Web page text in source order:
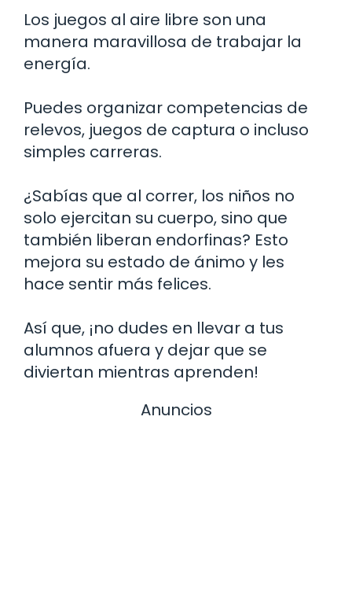
Los juegos al aire libre son una
manera maravillosa de trabajar la
energía.
Puedes organizar competencias de
relevos, juegos de captura o incluso
simples carreras.
¿Sabías que al correr, los niños no
solo ejercitan su cuerpo, sino que
también liberan endorfinas? Esto
mejora su estado de ánimo y les
hace sentir más felices.
Así que, ¡no dudes en llevar a tus
alumnos afuera y dejar que se
diviertan mientras aprenden!
Anuncios